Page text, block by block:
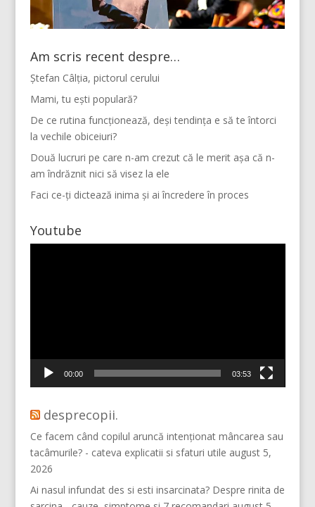
Am scris recent despre…
Ștefan Câlția, pictorul cerului
Mami, tu ești populară?
De ce rutina funcționează, deși tendința e să te întorci
la vechile obiceiuri?
Două lucruri pe care n-am crezut că le merit așa că n-
am îndrăznit nici să visez la ele
Faci ce-ți dictează inima și ai încredere în proces
Youtube
00:00 03:53
desprecopii.
Ce facem când copilul aruncă intenționat mâncarea sau
tacâmurile? - cateva explicatii si sfaturi utile august 5,
2026
Ai nasul infundat des si esti insarcinata? Despre rinita de